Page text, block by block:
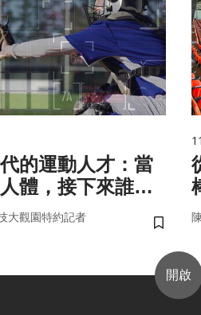
的運動人才：當
體，接下來誰來
大觀園特約記者
儲存書籤
開啟